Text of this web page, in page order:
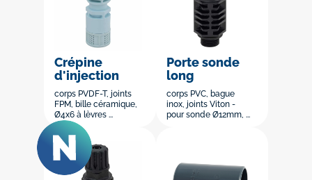
Crépine
d'injection
corps PVDF-T, joints
FPM, bille céramique,
Ø4x6 à lèvres ...
Porte sonde
long
corps PVC, bague
inox, joints Viton -
pour sonde Ø12mm, ...